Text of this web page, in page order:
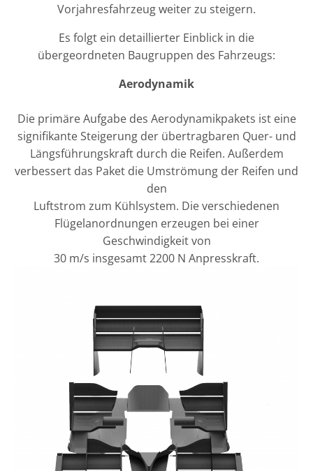
Vorjahresfahrzeug weiter zu steigern.
Es folgt ein detaillierter Einblick in die
übergeordneten Baugruppen des Fahrzeugs:
Aerodynamik
Die primäre Aufgabe des Aerodynamikpakets ist eine
signifikante Steigerung der übertragbaren Quer- und
Längsführungskraft durch die Reifen. Außerdem
verbessert das Paket die Umströmung der Reifen und
den
Luftstrom zum Kühlsystem. Die verschiedenen
Flügelanordnungen erzeugen bei einer
Geschwindigkeit von
30 m/s insgesamt 2200 N Anpresskraft.